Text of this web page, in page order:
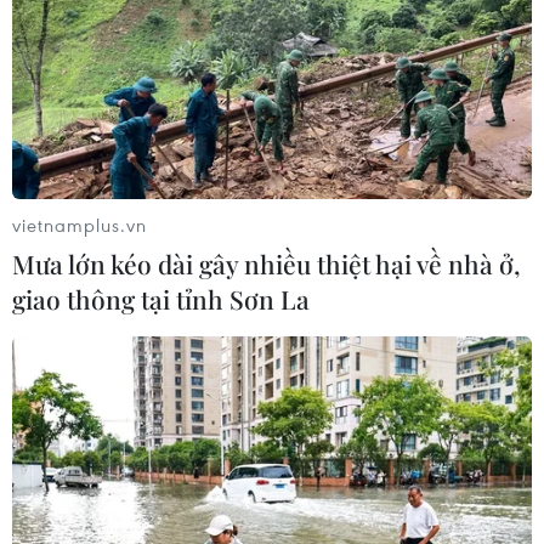
Nhận định Việt Nam vs
Indonesia: Thầy Kim cần thay đổi để
giành chiến thắng?
03/08/2026 00:06
Đội tuyển Futsal Việt Nam giành
chiến thắng đậm tại giải đấu ở Thái
02/08/2026 22:40
Nhận định Việt Nam vs Indonesia:
Chờ kỳ tích ngay tại 'chảo lửa'
Pakansari
vietnamplus.vn
Mưa lớn kéo dài gây nhiều thiệt hại về nhà ở,
giao thông tại tỉnh Sơn La